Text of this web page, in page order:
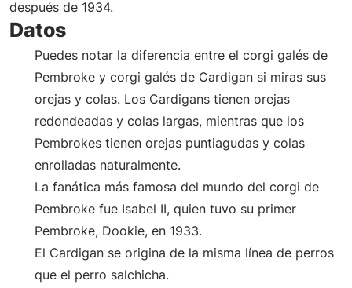
después de 1934.
Datos
Puedes notar la diferencia entre el corgi galés de
Pembroke y corgi galés de Cardigan si miras sus
orejas y colas. Los Cardigans tienen orejas
redondeadas y colas largas, mientras que los
Pembrokes tienen orejas puntiagudas y colas
enrolladas naturalmente.
La fanática más famosa del mundo del corgi de
Pembroke fue Isabel II, quien tuvo su primer
Pembroke, Dookie, en 1933.
El Cardigan se origina de la misma línea de perros
que el perro salchicha.